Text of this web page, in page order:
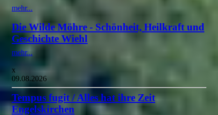
mehr...
Die Wilde Möhre - Schönheit, Heilkraft und
Geschichte Wiehl
mehr...
x
09.08.2026
Tempus fugit / Alles hat ihre Zeit
Engelskirchen